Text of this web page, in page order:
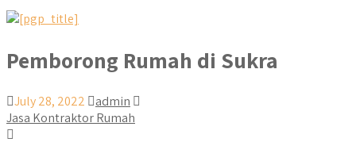
Pemborong Rumah di Sukra
July 28, 2022
admin
Jasa Kontraktor Rumah